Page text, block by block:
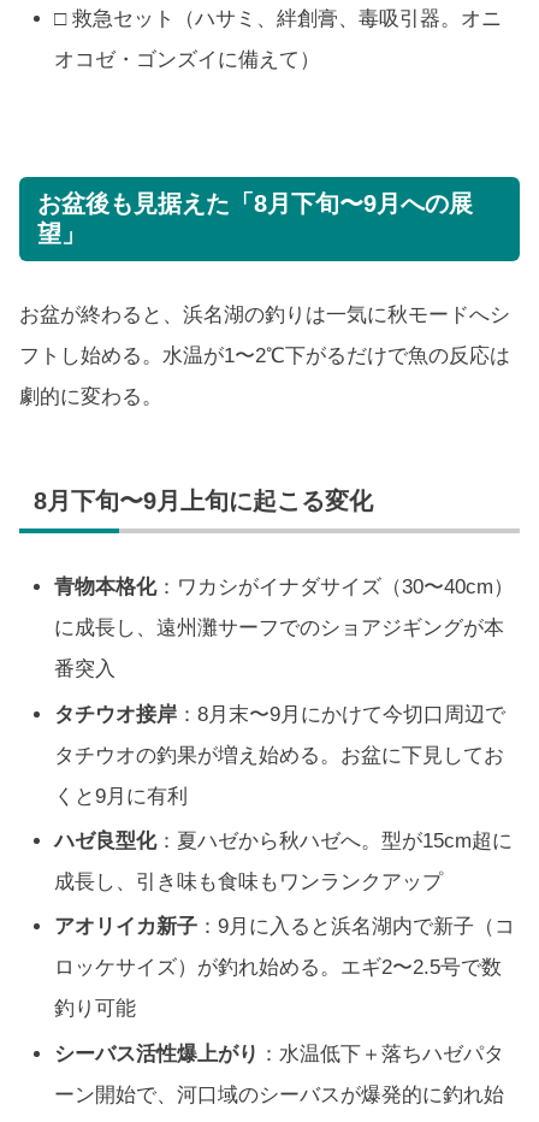
□ 救急セット（ハサミ、絆創膏、毒吸引器。オニ
オコゼ・ゴンズイに備えて）
お盆後も見据えた「8月下旬〜9月への展
望」
お盆が終わると、浜名湖の釣りは一気に秋モードへシ
フトし始める。水温が1〜2℃下がるだけで魚の反応は
劇的に変わる。
8月下旬〜9月上旬に起こる変化
青物本格化：ワカシがイナダサイズ（30〜40cm）
に成長し、遠州灘サーフでのショアジギングが本
番突入
タチウオ接岸 ：8月末〜9月にかけて今切口周辺で
タチウオの釣果が増え始める。お盆に下見してお
くと9月に有利
ハゼ良型化：夏ハゼから秋ハゼへ。型が15cm超に
成長し、引き味も食味もワンランクアップ
アオリイカ新子 ：9月に入ると浜名湖内で新子（コ
ロッケサイズ）が釣れ始める。エギ2〜2.5号で数
釣り可能
シーバス活性爆上がり ：水温低下＋落ちハゼパタ
ーン開始で、河口域のシーバスが爆発的に釣れ始